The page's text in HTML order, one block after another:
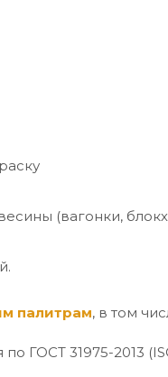
(вагонки,
палитрам, в том
по ГОСТ 31975-2013